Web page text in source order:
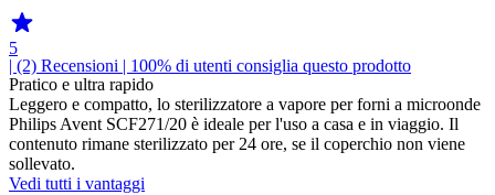
5
| (2) Recensioni | 100% di utenti consiglia questo prodotto
Pratico e ultra rapido
Leggero e compatto, lo sterilizzatore a vapore per forni a microonde
Philips Avent SCF271/20 è ideale per l'uso a casa e in viaggio. Il
contenuto rimane sterilizzato per 24 ore, se il coperchio non viene
sollevato.
Vedi tutti i vantaggi